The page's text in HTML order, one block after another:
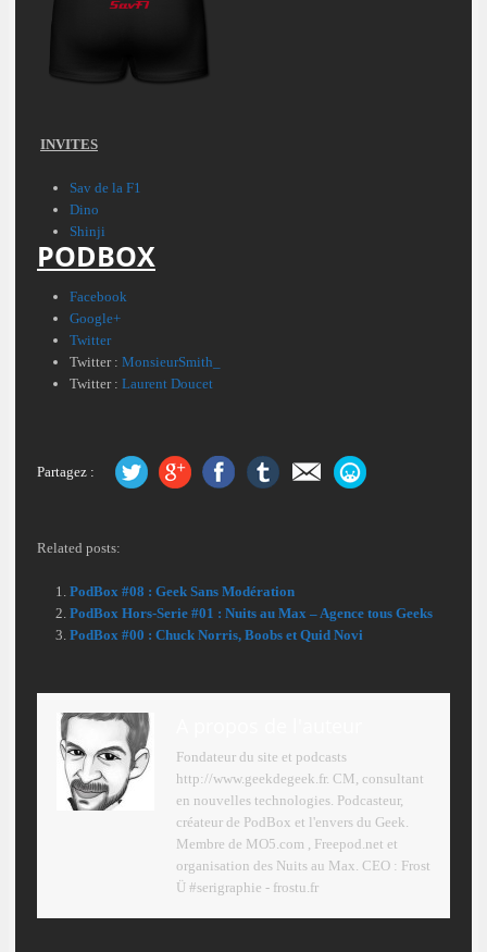
INVITES
Sav de la F1
Dino
Shinji
PODBOX
Facebook
Google+
Twitter
Twitter : MonsieurSmith_
Twitter : Laurent Doucet
Partagez :
Related posts:
PodBox #08 : Geek Sans Modération
PodBox Hors-Serie #01 : Nuits au Max – Agence tous Geeks
PodBox #00 : Chuck Norris, Boobs et Quid Novi
Fondateur du site et podcasts
http://www.geekdegeek.fr. CM, consultant
en nouvelles technologies. Podcasteur,
créateur de PodBox et l'envers du Geek.
Membre de MO5.com , Freepod.net et
organisation des Nuits au Max. CEO : Frost
Ü #serigraphie - frostu.fr